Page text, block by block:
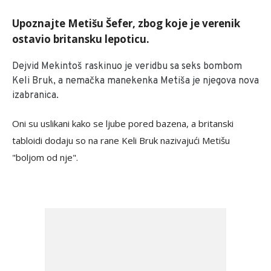
Upoznajte Metišu Šefer, zbog koje je verenik
ostavio britansku lepoticu.
Dejvid Mekintoš raskinuo je veridbu sa seks bombom
Keli Bruk, a nemačka manekenka Metiša je njegova nova
izabranica.
Oni su uslikani kako se ljube pored bazena, a britanski
tabloidi dodaju so na rane Keli Bruk nazivajući Metišu
"boljom od nje".